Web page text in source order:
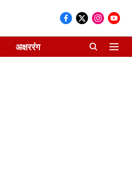
अक्षररंग